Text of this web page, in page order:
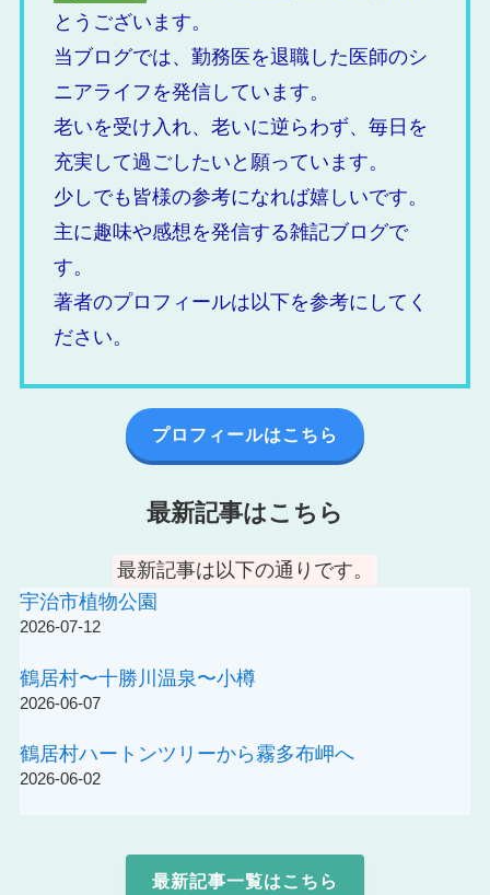
とうございます。
当ブログでは、勤務医を退職した医師のシ
ニアライフを発信しています。
老いを受け入れ、老いに逆らわず、毎日を
充実して過ごしたいと願っています。
少しでも皆様の参考になれば嬉しいです。
主に趣味や感想を発信する雑記ブログで
す。
著者のプロフィールは以下を参考にしてく
ださい。
プロフィールはこちら
最新記事はこちら
最新記事は以下の通りです。
宇治市植物公園
2026-07-12
鶴居村〜十勝川温泉〜小樽
2026-06-07
鶴居村ハートンツリーから霧多布岬へ
2026-06-02
最新記事一覧はこちら